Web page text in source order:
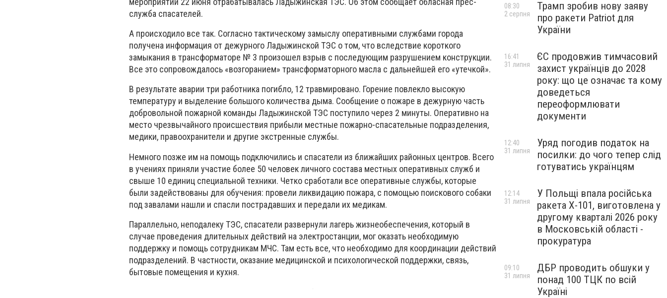
служба спасателей.
А происходило все так. Согласно тактическому замыслу оперативными службами города
получена информация от дежурного Ладыжинской ТЭС о том, что вследствие короткого
замыкания в трансформаторе № 3 произошел взрыв с последующим разрушением конструкции.
Все это сопровождалось «возгоранием» трансформаторного масла с дальнейшей его «утечкой».
В результате аварии три работника погибло, 12 травмировано. Горение повлекло высокую
температуру и выделение большого количества дыма. Сообщение о пожаре в дежурную часть
добровольной пожарной команды Ладыжинской ТЭС поступило через 2 минуты. Оперативно на
место чрезвычайного происшествия прибыли местные пожарно-спасательные подразделения,
медики, правоохранители и другие экстренные службы.
Немного позже им на помощь подключились и спасатели из ближайших районных центров. Всего
в учениях приняли участие более 50 человек личного состава местных оперативных служб и
свыше 10 единиц специальной техники. Четко сработали все оперативные службы, которые
были задействованы для обучения: провели ликвидацию пожара, с помощью поискового собаки
под завалами нашли и спасли пострадавших и передали их медикам.
Параллельно, неподалеку ТЭС, спасатели развернули лагерь жизнеобеспечения, который в
случае проведения длительных действий на электростанции, мог оказать необходимую
поддержку и помощь сотрудникам МЧС. Там есть все, что необходимо для координации действий
подразделений. В частности, оказание медицинской и психологической поддержки, связь,
бытовые помещения и кухня.
Трамп зробив нову заяву
про ракети Patriot для
України
08:30
2 серпня
ЄС продовжив тимчасовий
захист українців до 2028
року: що це означає та кому
доведеться
переоформлювати
документи
16:41
31 липня
Уряд погодив податок на
посилки: до чого тепер слід
готуватись українцям
12:40
31 липня
У Польщі впала російська
ракета X-101, виготовлена у
другому кварталі 2026 року
в Московській області -
прокуратура
12:14
31 липня
ДБР проводить обшуки у
понад 100 ТЦК по всій
Україні
09:10
31 липня